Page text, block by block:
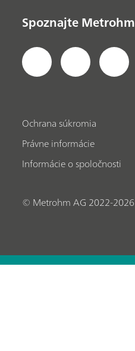
Spoznajte Metrohm
Ochrana súkromia
Právne informácie
Informácie o spoločnosti
© Metrohm AG 2022-2026